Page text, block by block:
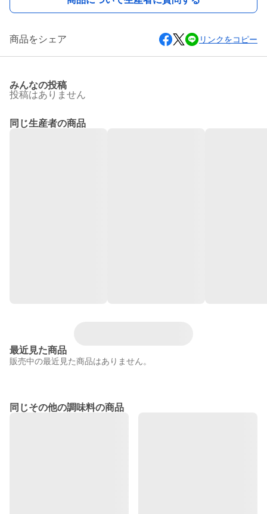
商品をシェア リンクをコピー
みんなの投稿
投稿はありません
同じ生産者の商品
最近見た商品
販売中の最近見た商品はありません。
同じその他の調味料の商品